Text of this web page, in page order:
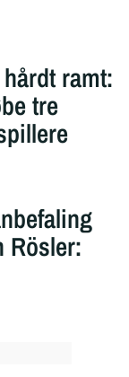
ramt:
tre
Rösler: